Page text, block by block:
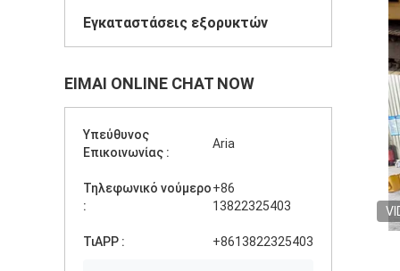
Εγκαταστάσεις εξορυκτών
ΕΊΜΑΙ ONLINE CHAT NOW
Υπεύθυνος
Επικοινωνίας :
Aria
Τηλεφωνικό νούμερο
:
+86
13822325403
ΤιAPP : +8613822325403